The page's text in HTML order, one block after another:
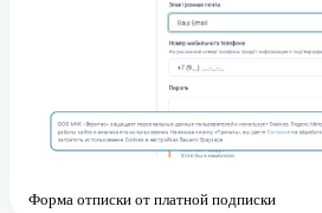
Форма отписки от платной подписки